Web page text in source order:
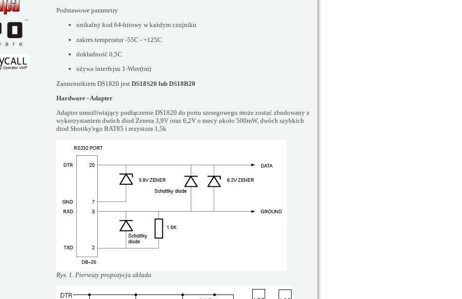
Podstawowe parametry
unikalny kod 64-bitowy w każdym czujniku
zakres temperatur -55C - +125C
dokładność 0,5C
używa interfejsu 1-Wire(tm)
Zamiennikiem DS1820 jest DS18S20 lub DS18B20
Hardware - Adapter
Adapter umożliwiający podłączenie DS1820 do portu szeregowego może zostać zbudowany z
wykorzystaniem dwóch diod Zenera 3,9V oraz 6,2V o mocy około 500mW, dwóch szybkich
diod Shottky'ego BAT85 i rezystora 1,5k
Rys. 1. Pierwszy propozycja układu